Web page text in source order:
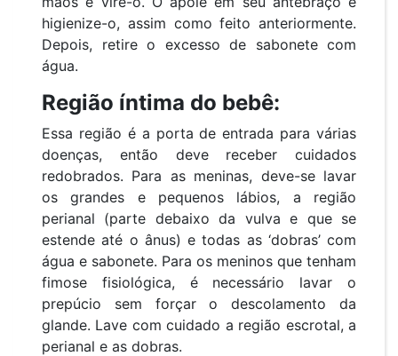
higienize-o, assim como feito anteriormente.
Depois, retire o excesso de sabonete com
água.
Região íntima do bebê:
Essa região é a porta de entrada para várias
doenças, então deve receber cuidados
redobrados. Para as meninas, deve-se lavar
os grandes e pequenos lábios, a região
perianal (parte debaixo da vulva e que se
estende até o ânus) e todas as ‘dobras’ com
água e sabonete. Para os meninos que tenham
fimose fisiológica, é necessário lavar o
prepúcio sem forçar o descolamento da
glande. Lave com cuidado a região escrotal, a
perianal e as dobras.